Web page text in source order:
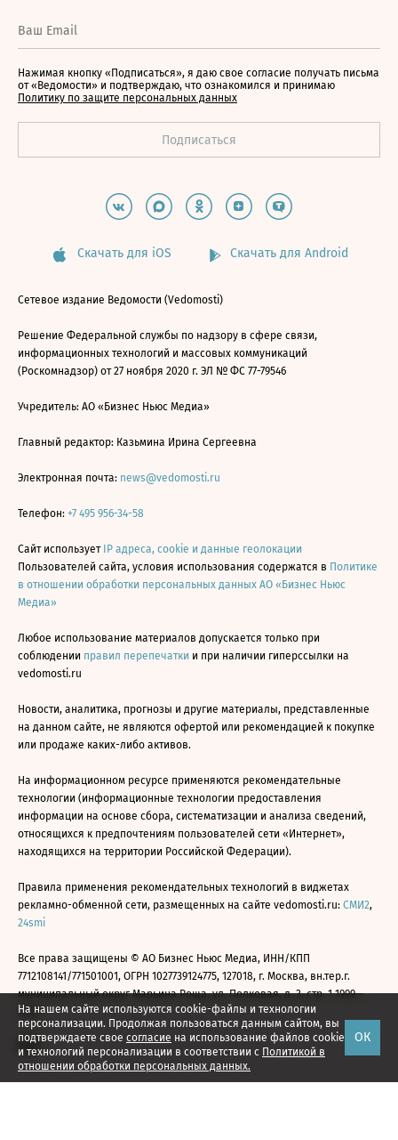
На нашем сайте используются cookie-файлы и технологии
персонализации. Продолжая пользоваться данным сайтом, вы
подтверждаете свое согласие на использование файлов cookie
и технологий персонализации в соответствии с Политикой в
отношении обработки персональных данных.
ОК
Нажимая кнопку «Подписаться», я даю свое согласие получать письма
от «Ведомости» и подтверждаю, что ознакомился и принимаю
Политику по защите персональных данных
Скачать для iOS Скачать для Android
Сетевое издание Ведомости (Vedomosti)
Решение Федеральной службы по надзору в сфере связи,
информационных технологий и массовых коммуникаций
(Роскомнадзор) от 27 ноября 2020 г. ЭЛ № ФС 77-79546
Учредитель: АО «Бизнес Ньюс Медиа»
Главный редактор: Казьмина Ирина Сергеевна
Электронная почта: news@vedomosti.ru
Телефон: +7 495 956-34-58
Сайт использует IP адреса, cookie и данные геолокации
Пользователей сайта, условия использования содержатся в Политике
в отношении обработки персональных данных АО «Бизнес Ньюс
Медиа»
Любое использование материалов допускается только при
соблюдении правил перепечатки и при наличии гиперссылки на
vedomosti.ru
Новости, аналитика, прогнозы и другие материалы, представленные
на данном сайте, не являются офертой или рекомендацией к покупке
или продаже каких-либо активов.
На информационном ресурсе применяются рекомендательные
технологии (информационные технологии предоставления
информации на основе сбора, систематизации и анализа сведений,
относящихся к предпочтениям пользователей сети «Интернет»,
находящихся на территории Российской Федерации).
Правила применения рекомендательных технологий в виджетах
рекламно-обменной сети, размещенных на сайте vedomosti.ru: СМИ2,
24smi
Все права защищены © АО Бизнес Ньюс Медиа, ИНН/КПП
7712108141/771501001, ОГРН 1027739124775, 127018, г. Москва, вн.тер.г.
муниципальный округ Марьина Роща, ул. Полковая, д. 3, стр. 1 1999—
2026